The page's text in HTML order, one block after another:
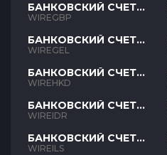
БАНКОВСКИЙ СЧЕТ
GBP
WIREGBP
БАНКОВСКИЙ СЧЕТ
GEL
WIREGEL
БАНКОВСКИЙ СЧЕТ
HKD
WIREHKD
БАНКОВСКИЙ СЧЕТ
IDR
WIREIDR
БАНКОВСКИЙ СЧЕТ
ILS
WIREILS